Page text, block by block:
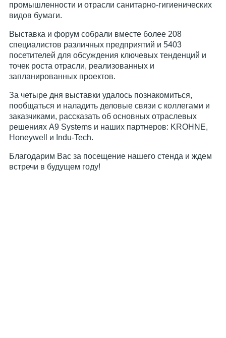
промышленности и отрасли санитарно-гигиенических
видов бумаги.
Выставка и форум собрали вместе более 208
специалистов различных предприятий и 5403
посетителей для обсуждения ключевых тенденций и
точек роста отрасли, реализованных и
запланированных проектов.
За четыре дня выставки удалось познакомиться,
пообщаться и наладить деловые связи с коллегами и
заказчиками, рассказать об основных отраслевых
решениях А9 Systems и наших партнеров: KROHNE,
Honeywell и Indu-Tech.
Благодарим Вас за посещение нашего стенда и ждем
встречи в будущем году!